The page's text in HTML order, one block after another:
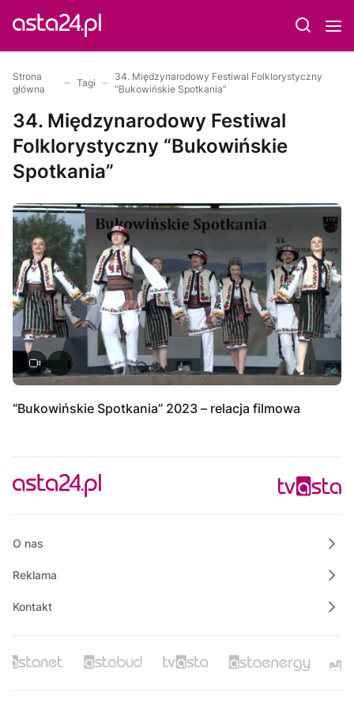
Strona
główna
Tagi
34. Międzynarodowy Festiwal Folklorystyczny
“Bukowińskie Spotkania”
34. Międzynarodowy Festiwal
Folklorystyczny “Bukowińskie
Spotkania”
“Bukowińskie Spotkania” 2023 – relacja filmowa
O nas
Reklama
Kontakt